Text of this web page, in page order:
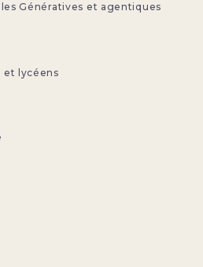
Génératives et agentiques
et lycéens